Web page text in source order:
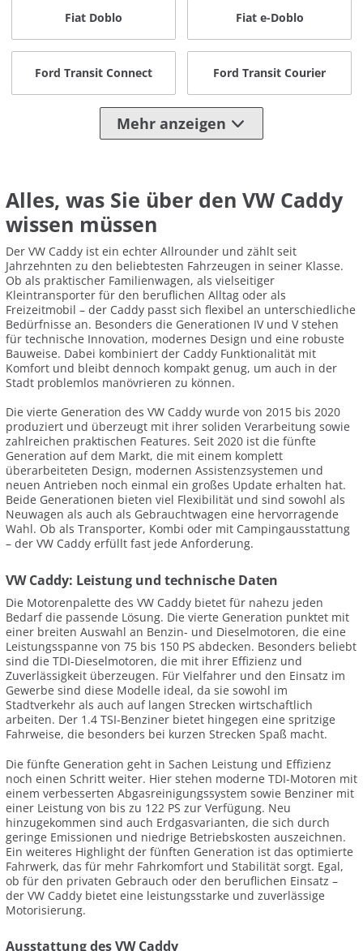
Fiat Doblo Fiat e-Doblo
Ford Transit Connect Ford Transit Courier
Mehr anzeigen
Alles, was Sie über den VW Caddy
wissen müssen
Der VW Caddy ist ein echter Allrounder und zählt seit
Jahrzehnten zu den beliebtesten Fahrzeugen in seiner Klasse.
Ob als praktischer Familienwagen, als vielseitiger
Kleintransporter für den beruflichen Alltag oder als
Freizeitmobil – der Caddy passt sich flexibel an unterschiedliche
Bedürfnisse an. Besonders die Generationen IV und V stehen
für technische Innovation, modernes Design und eine robuste
Bauweise. Dabei kombiniert der Caddy Funktionalität mit
Komfort und bleibt dennoch kompakt genug, um auch in der
Stadt problemlos manövrieren zu können.
Die vierte Generation des VW Caddy wurde von 2015 bis 2020
produziert und überzeugt mit ihrer soliden Verarbeitung sowie
zahlreichen praktischen Features. Seit 2020 ist die fünfte
Generation auf dem Markt, die mit einem komplett
überarbeiteten Design, modernen Assistenzsystemen und
neuen Antrieben noch einmal ein großes Update erhalten hat.
Beide Generationen bieten viel Flexibilität und sind sowohl als
Neuwagen als auch als Gebrauchtwagen eine hervorragende
Wahl. Ob als Transporter, Kombi oder mit Campingausstattung
– der VW Caddy erfüllt fast jede Anforderung.
VW Caddy: Leistung und technische Daten
Die Motorenpalette des VW Caddy bietet für nahezu jeden
Bedarf die passende Lösung. Die vierte Generation punktet mit
einer breiten Auswahl an Benzin- und Dieselmotoren, die eine
Leistungsspanne von 75 bis 150 PS abdecken. Besonders beliebt
sind die TDI-Dieselmotoren, die mit ihrer Effizienz und
Zuverlässigkeit überzeugen. Für Vielfahrer und den Einsatz im
Gewerbe sind diese Modelle ideal, da sie sowohl im
Stadtverkehr als auch auf langen Strecken wirtschaftlich
arbeiten. Der 1.4 TSI-Benziner bietet hingegen eine spritzige
Fahrweise, die besonders bei kurzen Strecken Spaß macht.
Die fünfte Generation geht in Sachen Leistung und Effizienz
noch einen Schritt weiter. Hier stehen moderne TDI-Motoren mit
einem verbesserten Abgasreinigungssystem sowie Benziner mit
einer Leistung von bis zu 122 PS zur Verfügung. Neu
hinzugekommen sind auch Erdgasvarianten, die sich durch
geringe Emissionen und niedrige Betriebskosten auszeichnen.
Ein weiteres Highlight der fünften Generation ist das optimierte
Fahrwerk, das für mehr Fahrkomfort und Stabilität sorgt. Egal,
ob für den privaten Gebrauch oder den beruflichen Einsatz –
der VW Caddy bietet eine leistungsstarke und zuverlässige
Motorisierung.
Ausstattung des VW Caddy